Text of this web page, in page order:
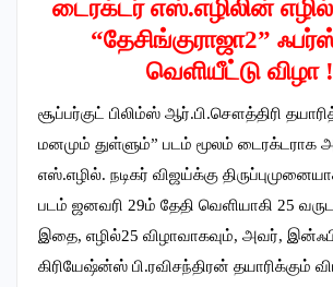
டைரக்டர் எஸ்.எழிலின்
“தேசிங்குராஜா2”
வெளியீட்டு விழா
சூப்பர்குட் பிலிம்ஸ் ஆர்.பி.சௌத்திரி
மனமும் துள்ளும்” படம் மூலம் டைரக்டராக
எஸ்.எழில். நடிகர் விஜய்க்கு
படம் ஜனவரி 29ம் தேதி வெளியாகி 25
இதை, எழில்25 விழாவாகவும், அவர்,
கிரியேஷ்ன்ஸ் பி.ரவிசந்திரன் தயாரிக்கும்